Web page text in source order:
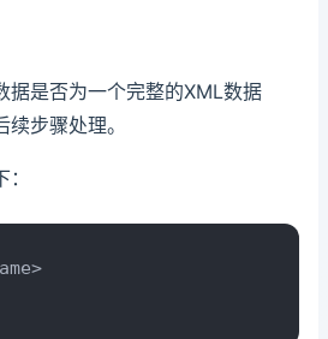
据是否为一个完整的XML数据
步骤处理。